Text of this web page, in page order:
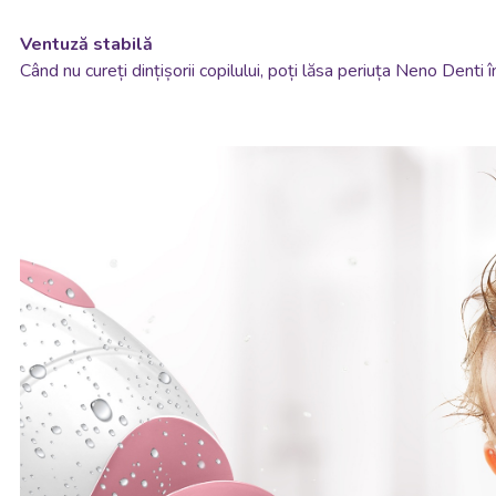
Ventuză stabilă
Când nu cureți dințișorii copilului, poți lăsa periuța Neno